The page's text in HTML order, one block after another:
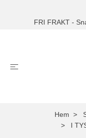
FRI FRAKT -
Hem
I